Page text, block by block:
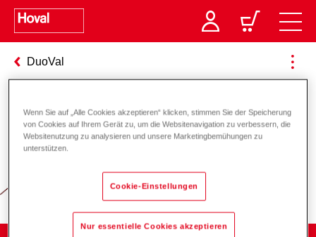
DuoVal
Verantwortung für Energie und
Wenn Sie auf „Alle Cookies akzeptieren“ klicken, stimmen Sie der Speicherung
von Cookies auf Ihrem Gerät zu, um die Websitenavigation zu verbessern, die
Websitenutzung zu analysieren und unsere Marketingbemühungen zu
unterstützen.
Cookie-Einstellungen
Nur essentielle Cookies akzeptieren